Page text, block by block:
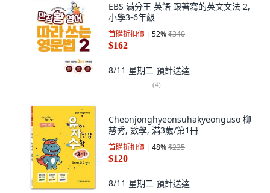
EBS 滿分王 英語 跟著寫的英文文法 2,
小學3-6年級
首購折扣價 52%$340
$162
8/11 星期二 預計送達
(4)
Cheonjonghyeonsuhakyeonguso 柳
慈秀, 數學, 滿3歲/第1冊
首購折扣價 48%$235
$120
8/11 星期二 預計送達